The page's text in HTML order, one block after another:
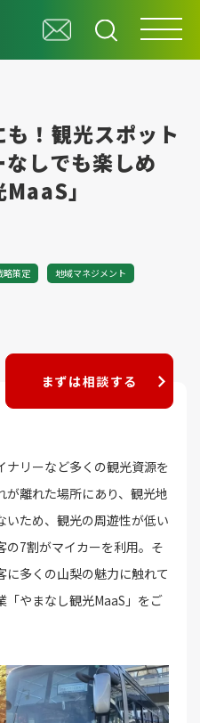
！観光スポット
しでも楽しめ
」
略策定 地域マネジメント
まずは相談する
ナリーなど多くの観光資源を
離れた場所にあり、観光地
いため、観光の周遊性が低い
の7割がマイカーを利用。そ
多くの山梨の魅力に触れて
「やまなし観光MaaS」をご